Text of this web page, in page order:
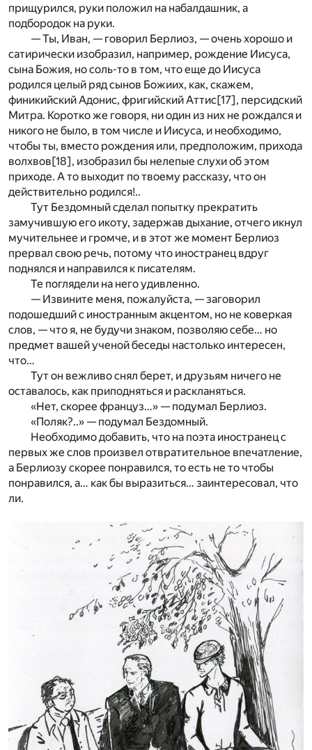
прищурился, руки положил на набалдашник, а
подбородок на руки.
— Ты, Иван, — говорил Берлиоз, — очень хорошо и
сатирически изобразил, например, рождение Иисуса,
сына Божия, но соль-то в том, что еще до Иисуса
родился целый ряд сынов Божиих, как, скажем,
финикийский Адонис, фригийский Аттис[17], персидский
Митра. Коротко же говоря, ни один из них не рождался и
никого не было, в том числе и Иисуса, и необходимо,
чтобы ты, вместо рождения или, предположим, прихода
волхвов[18], изобразил бы нелепые слухи об этом
приходе. А то выходит по твоему рассказу, что он
действительно родился!..
Тут Бездомный сделал попытку прекратить
замучившую его икоту, задержав дыхание, отчего икнул
мучительнее и громче, и в этот же момент Берлиоз
прервал свою речь, потому что иностранец вдруг
поднялся и направился к писателям.
Те поглядели на него удивленно.
— Извините меня, пожалуйста, — заговорил
подошедший с иностранным акцентом, но не коверкая
слов, — что я, не будучи знаком, позволяю себе… но
предмет вашей ученой беседы настолько интересен,
что…
Тут он вежливо снял берет, и друзьям ничего не
оставалось, как приподняться и раскланяться.
«Нет, скорее француз…» — подумал Берлиоз.
«Поляк?..» — подумал Бездомный.
Необходимо добавить, что на поэта иностранец с
первых же слов произвел отвратительное впечатление,
а Берлиозу скорее понравился, то есть не то чтобы
понравился, а… как бы выразиться… заинтересовал, что
ли.